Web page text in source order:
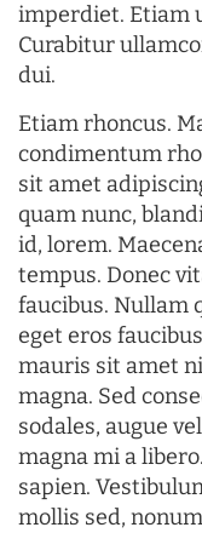
imperdiet. Etiam
Curabitur
dui.
Etiam rhoncus.
condimentum
sit amet
quam nunc,
id, lorem.
tempus. Donec
faucibus. Nullam
eget eros
mauris sit amet
magna. Sed
sodales, augue
magna mi a
sapien.
mollis sed,